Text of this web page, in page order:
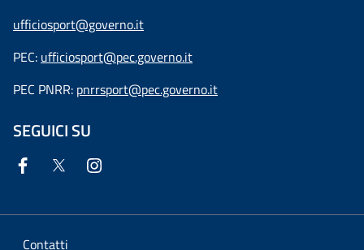
ufficiosport@governo.it
PEC: ufficiosport@pec.governo.it
PEC PNRR: pnrrsport@pec.governo.it
SEGUICI SU
Contatti